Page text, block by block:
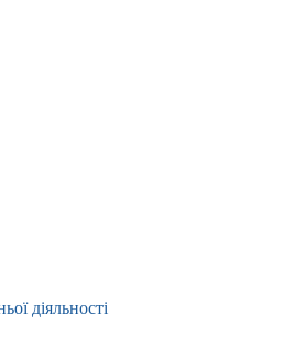
діяльності